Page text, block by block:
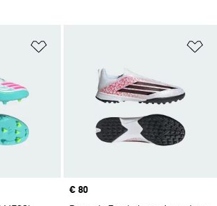
Price
€ 80